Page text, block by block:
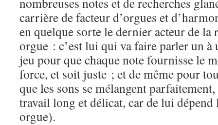
carrière de facteur d’orgues et
en quelque sorte le dernier acteur de la
orgue : c’est lui qui va faire parler un à
jeu pour que chaque note fournisse le
force, et soit juste ; et de même pour
que les sons se mélangent
travail long et délicat, car de lui
orgue).